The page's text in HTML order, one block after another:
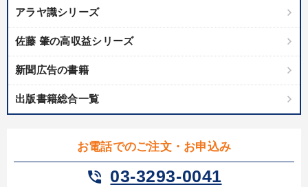
アラヤ識シリーズ
佐藤 肇の高収益シリーズ
新聞広告の書籍
出版書籍総合一覧
お電話でのご注文・お申込み
phone_in_talk 03-3293-0041